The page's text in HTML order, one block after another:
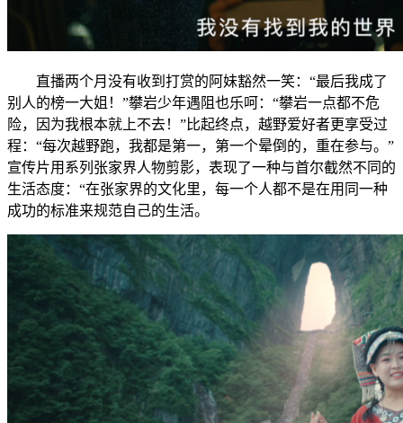
直播两个月没有收到打赏的阿妹豁然一笑：“最后我成了
别人的榜一大姐！”攀岩少年遇阻也乐呵：“攀岩一点都不危
险，因为我根本就上不去！”比起终点，越野爱好者更享受过
程：“每次越野跑，我都是第一，第一个晕倒的，重在参与。”
宣传片用系列张家界人物剪影，表现了一种与首尔截然不同的
生活态度：“在张家界的文化里，每一个人都不是在用同一种
成功的标准来规范自己的生活。